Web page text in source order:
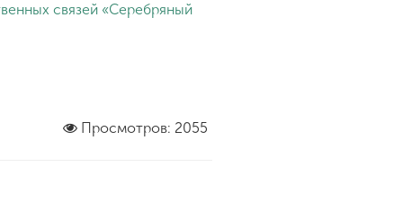
связей «Серебряный
Просмотров: 2055